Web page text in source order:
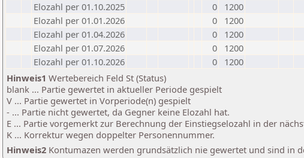
Elozahl per 01.10.2025
0
1200
Elozahl per 01.01.2026
0
1200
Elozahl per 01.04.2026
0
1200
Elozahl per 01.07.2026
0
1200
Elozahl per 01.10.2026
0
1200
Hinweis1 Wertebereich Feld St (Status)
blank ... Partie gewertet in aktueller Periode gespielt
V ... Partie gewertet in Vorperiode(n) gespielt
- ... Partie nicht gewertet, da Gegner keine Elozahl hat.
E ... Partie vorgemerkt zur Berechnung der Einstiegselozahl in der
K ... Korrektur wegen doppelter Personennummer.
Hinweis2 Kontumazen werden grundsätzlich nie gewertet und sind in